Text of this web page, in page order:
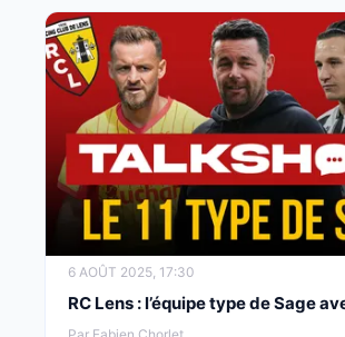
6 AOÛT 2025, 17:30
RC Lens : l’équipe type de Sage